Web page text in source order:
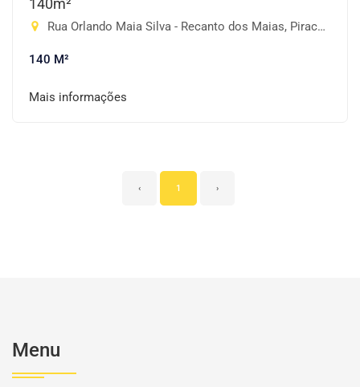
140m²
Rua Orlando Maia Silva - Recanto dos Maias, Piracaia-SP
140 M²
Mais informações
‹ 1 ›
Menu